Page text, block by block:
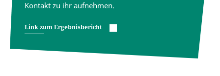
Kontakt zu ihr aufnehmen.
Link zum Ergebnisbericht